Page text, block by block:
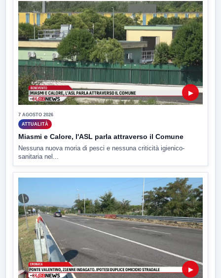
▶
7 AGOSTO 2026
ATTUALITÀ
Miasmi e Calore, l'ASL parla attraverso il Comune
Nessuna nuova moria di pesci e nessuna criticità igienico-
sanitaria nel...
▶